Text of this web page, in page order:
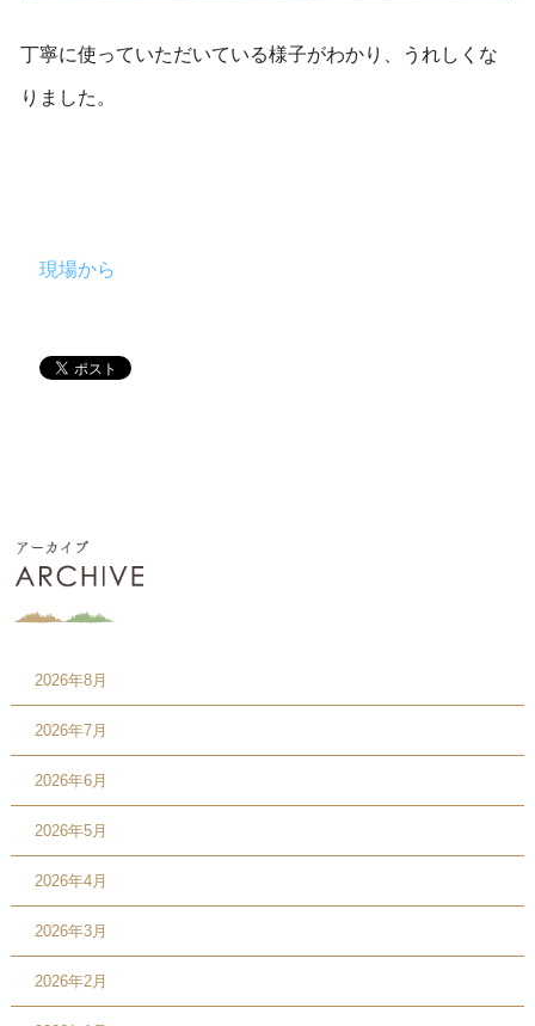
丁寧に使っていただいている様子がわかり、うれしくな
りました。
現場から
2026年8月
2026年7月
2026年6月
2026年5月
2026年4月
2026年3月
2026年2月